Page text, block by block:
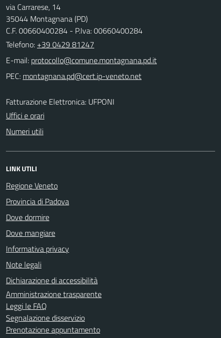
via Carrarese, 14
35044 Montagnana (PD)
C.F. 00660400284 - P.Iva: 00660400284
Telefono: +39 0429 81247
E-mail:
PEC:
Fatturazione Elettronica: UFPONI
Uffici e orari
Numeri utili
LINK UTILI
Regione Veneto
Provincia di Padova
Dove dormire
Dove mangiare
Informativa privacy
Note legali
Dichiarazione di accessibilità
Amministrazione trasparente
Leggi le FAQ
Segnalazione disservizio
Prenotazione appuntamento